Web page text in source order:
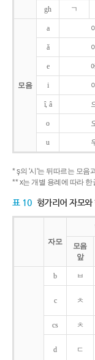
gh ㄱ
모음
a
ǎ
e 에
i 이
î, â
o
u
* ş의 '시'는 뒤따르는 모음
** x는 개별 용례에 따라 한
표 10 헝가리어 자모와
자모
모음
앞
b ㅂ
c ㅊ
cs ㅊ
d ㄷ